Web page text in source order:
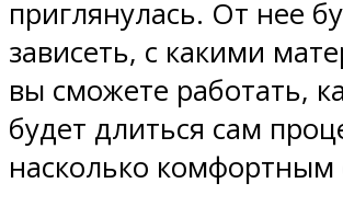
приглянулась. От нее
зависеть, с какими
вы сможете работать,
будет длиться сам
насколько комфортным